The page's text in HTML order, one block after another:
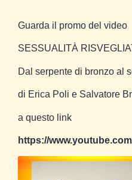
Guarda il promo del video
SESSUALITÀ
Dal serpente di bronzo al
di Erica Poli e Salvatore
a questo link
https://